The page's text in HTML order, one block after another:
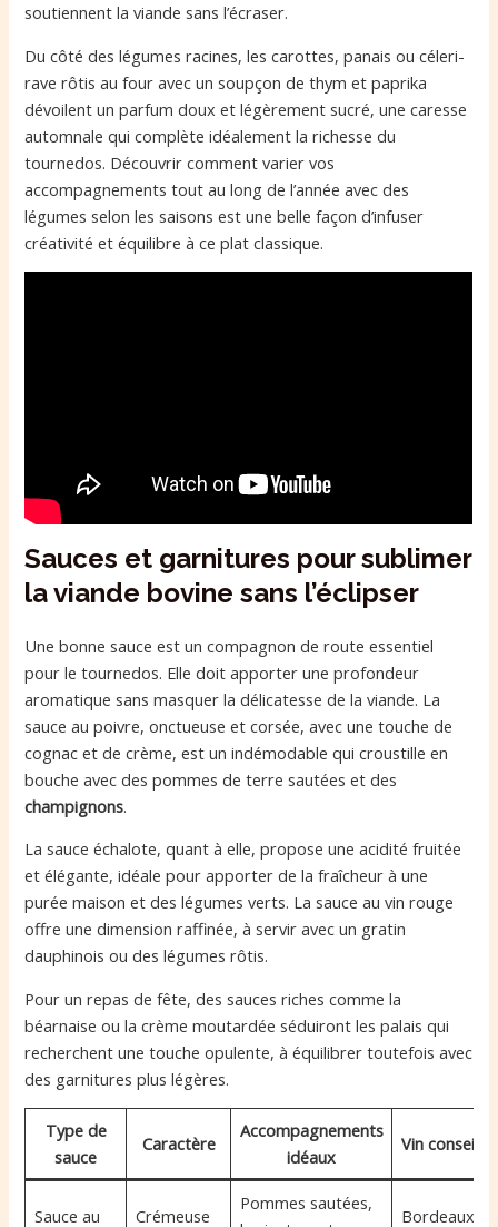
soutiennent la viande sans l’écraser.
Du côté des légumes racines, les carottes, panais ou céleri-
rave rôtis au four avec un soupçon de thym et paprika
dévoilent un parfum doux et légèrement sucré, une caresse
automnale qui complète idéalement la richesse du
tournedos. Découvrir comment varier vos
accompagnements tout au long de l’année avec des
légumes selon les saisons est une belle façon d’infuser
créativité et équilibre à ce plat classique.
Sauces et garnitures pour sublimer
la viande bovine sans l’éclipser
Une bonne sauce est un compagnon de route essentiel
pour le tournedos. Elle doit apporter une profondeur
aromatique sans masquer la délicatesse de la viande. La
sauce au poivre, onctueuse et corsée, avec une touche de
cognac et de crème, est un indémodable qui croustille en
bouche avec des pommes de terre sautées et des
champignons.
La sauce échalote, quant à elle, propose une acidité fruitée
et élégante, idéale pour apporter de la fraîcheur à une
purée maison et des légumes verts. La sauce au vin rouge
offre une dimension raffinée, à servir avec un gratin
dauphinois ou des légumes rôtis.
Pour un repas de fête, des sauces riches comme la
béarnaise ou la crème moutardée séduiront les palais qui
recherchent une touche opulente, à équilibrer toutefois avec
des garnitures plus légères.
Type de
sauce
Caractère
Accompagnements
idéaux
Vin conseillé
Sauce au Crémeuse
Pommes sautées,
Bordeaux,